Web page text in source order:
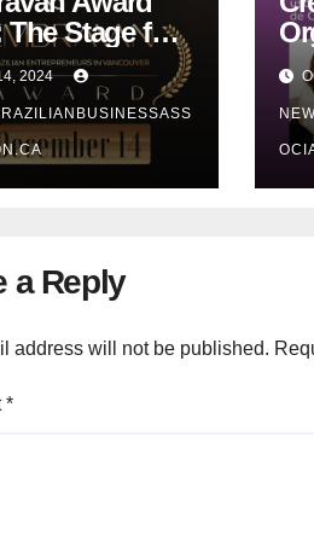
The Stage for
Who Turn
Into
2024
IA
a Reply
address will not be published.
*